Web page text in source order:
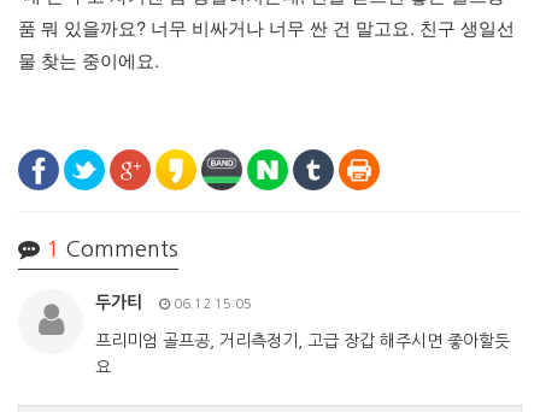
품 뭐 있을까요? 너무 비싸거나 너무 싼 건 말고요. 친구 생일선
물 찾는 중이에요.
1 Comments
두가티 06.12 15:05
프리미엄 골프공, 거리측정기, 고급 장갑 해주시면 좋아할듯
요